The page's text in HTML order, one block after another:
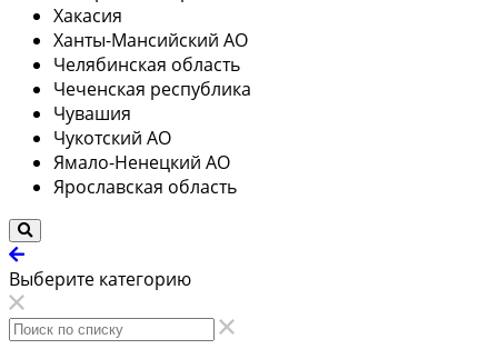
Хакасия
Ханты-Мансийский АО
Челябинская область
Чеченская республика
Чувашия
Чукотский АО
Ямало-Ненецкий АО
Ярославская область
Выберите категорию